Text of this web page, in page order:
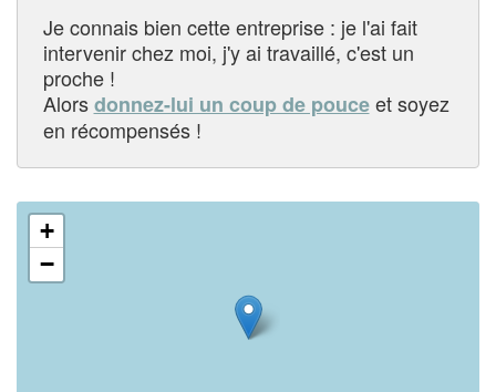
Je connais bien cette entreprise : je l'ai fait
intervenir chez moi, j'y ai travaillé, c'est un
proche !
Alorsdonnez-lui un coup de pouceet soyez
en récompensés !
+
−